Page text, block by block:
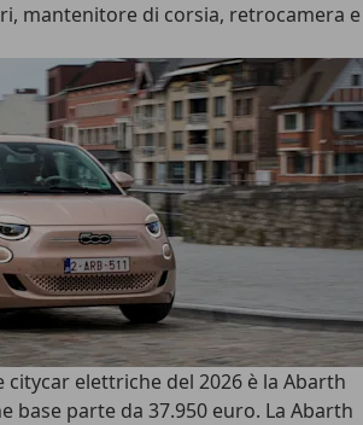
mantenitore di corsia, retrocamera e
citycar elettriche del 2026 è la Abarth
base parte da 37.950 euro. La Abarth